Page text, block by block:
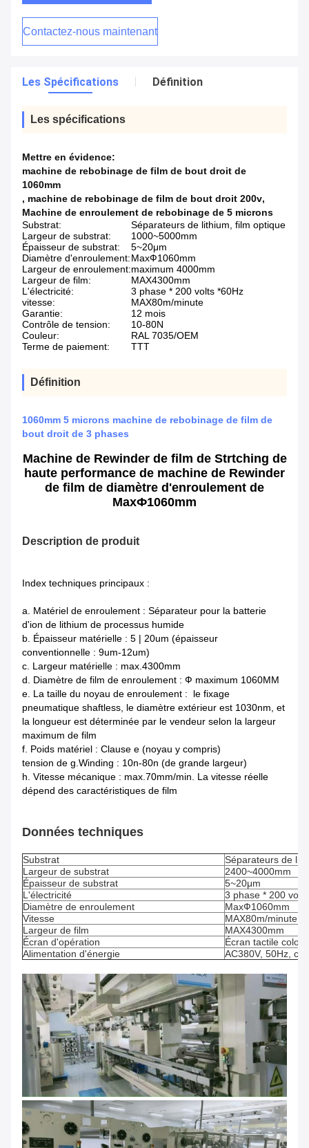
Contactez-nous maintenant
Les Spécifications Définition
Les spécifications
Mettre en évidence:
machine de rebobinage de film de bout droit de
1060mm
, machine de rebobinage de film de bout droit 200v,
Machine de enroulement de rebobinage de 5 microns
Substrat:
Séparateurs de lithium, film optique
Largeur de substrat:
1000~5000mm
Épaisseur de substrat:
5~20μm
Diamètre d'enroulement:MaxФ1060mm
Largeur de enroulement:maximum 4000mm
Largeur de film:
MAX4300mm
L'électricité:
3 phase * 200 volts *60Hz
vitesse:
MAX80m/minute
Garantie:
12 mois
Contrôle de tension:
10-80N
Couleur:
RAL 7035/OEM
Terme de paiement:
TTT
Définition
1060mm 5 microns machine de rebobinage de film de
bout droit de 3 phases
Machine de Rewinder de film de Strtching de
haute performance de machine de Rewinder
de film de diamètre d'enroulement de
MaxФ1060mm
Description de produit
Index techniques principaux :
a. Matériel de enroulement : Séparateur pour la batterie
d'ion de lithium de processus humide
b. Épaisseur matérielle : 5 | 20um (épaisseur
conventionnelle : 9um-12um)
c. Largeur matérielle : max.4300mm
d. Diamètre de film de enroulement : Ф maximum 1060MM
e. La taille du noyau de enroulement : le fixage
pneumatique shaftless, le diamètre extérieur est 1030nm, et
la longueur est déterminée par le vendeur selon la largeur
maximum de film
f. Poids matériel : Clause e (noyau y compris)
tension de g.Winding : 10n-80n (de grande largeur)
h. Vitesse mécanique : max.70mm/min. La vitesse réelle
dépend des caractéristiques de film
Données techniques
Substrat
Séparateurs de
Largeur de substrat
2400~4000mm
Épaisseur de substrat
5~20μm
L'électricité
3 phase * 200
Diamètre de enroulement
MaxФ1060mm
Vitesse
MAX80m/minute
Largeur de film
MAX4300mm
Écran d'opération
Écran tactile
Alimentation d'énergie
AC380V, 50Hz,